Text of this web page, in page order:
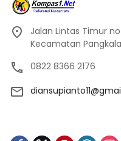
Jalan Lintas Timur
Kecamatan
0822 8366 2176